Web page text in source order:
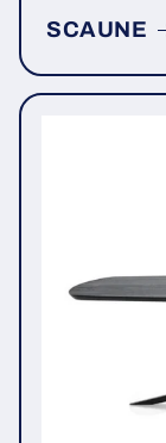
SCAUNE